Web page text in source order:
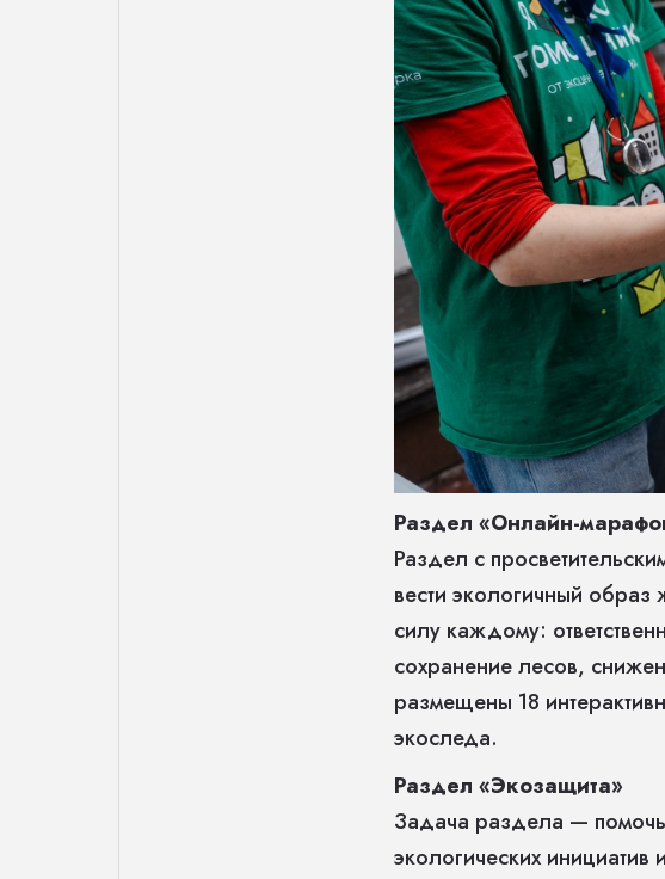
Раздел «Онлайн-
Раздел с
вести экологичный
силу каждому:
сохранение лесов,
размещены 18
экоследа.
Раздел «Экозащита»
Задача раздела —
экологических